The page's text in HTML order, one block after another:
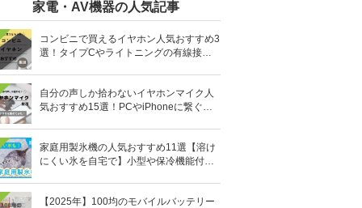
家電・AV機器の人気記事
コンビニで買えるイヤホン人気おすすめ3
選！タイプCやライトニングの有線接続
自分の声しか拾わないイヤホンマイク人
気おすすめ15選！PCやiPhoneに繋ぐ有
家庭用製氷機の人気おすすめ11選【溶け
にくい氷を自宅で】小型や保冷機能付き
【2025年】100均のモバイルバッテリー